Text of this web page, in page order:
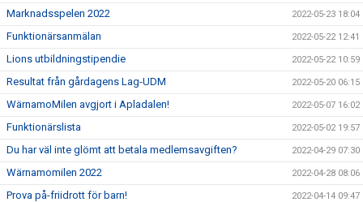
Marknadsspelen 2022 2022-05-23 18:04
Funktionärsanmälan 2022-05-22 12:41
Lions utbildningstipendie 2022-05-22 10:59
Resultat från gårdagens Lag-UDM 2022-05-20 06:15
WärnamoMilen avgjort i Apladalen! 2022-05-07 16:02
Funktionärslista 2022-05-02 19:57
Du har väl inte glömt att betala medlemsavgiften? 2022-04-29 07:30
Wärnamomilen 2022 2022-04-28 08:06
Prova på-friidrott för barn! 2022-04-14 09:47